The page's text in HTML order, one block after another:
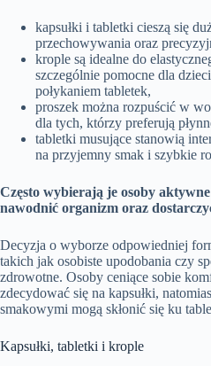
kapsułki i tabletki cieszą się
przechowywania oraz
krople są idealne do
szczególnie pomocne dla
połykaniem tabletek,
proszek można rozpuścić w
dla tych, którzy preferują
tabletki musujące stanowią
na przyjemny smak i szybkie
Często wybierają je osoby
nawodnić organizm oraz
Decyzja o wyborze odpowiedniej
takich jak osobiste upodobania czy
zdrowotne. Osoby ceniące sobie
zdecydować się na kapsułki,
smakowymi mogą skłonić się ku
Kapsułki, tabletki i krople